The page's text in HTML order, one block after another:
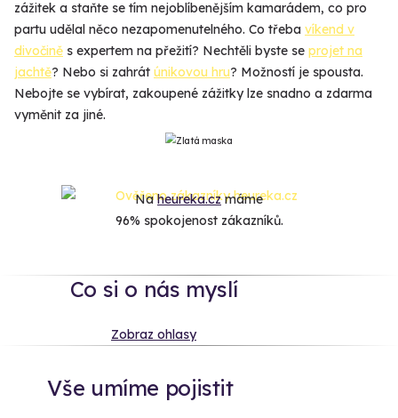
zážitek a staňte se tím nejoblíbenějším kamarádem, co pro
partu udělal něco nezapomenutelného. Co třeba víkend v
divočině s expertem na přežití? Nechtěli byste se projet na
jachtě? Nebo si zahrát únikovou hru? Možností je spousta.
Nebojte se vybírat, zakoupené zážitky lze snadno a zdarma
vyměnit za jiné.
Naheureka.czmáme
96% spokojenost zákazníků.
Co si o nás myslí
Zobraz ohlasy
Vše umíme pojistit